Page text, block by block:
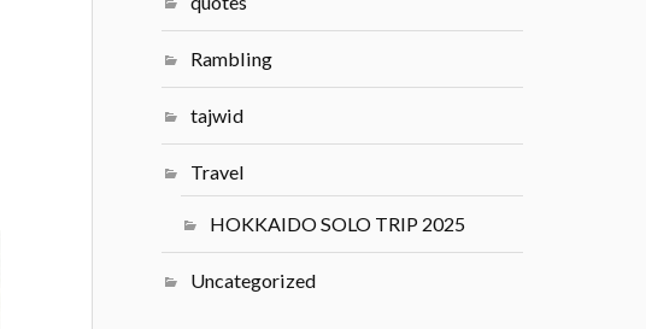
Rambling
tajwid
Travel
HOKKAIDO SOLO TRIP 2025
Uncategorized